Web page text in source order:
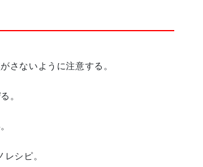
さないように注意する。
。